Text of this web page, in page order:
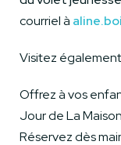
courriel à
Visitez
Offrez à vos
Jour de La
Réservez dès